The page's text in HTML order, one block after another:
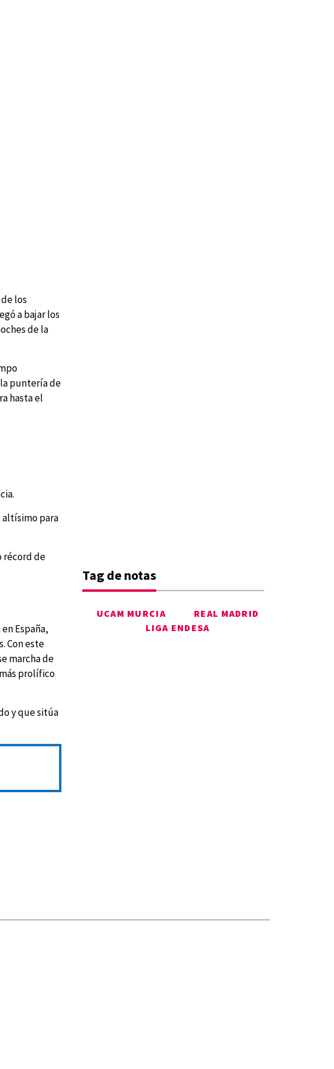
los
a bajar los
de la
puntería de
hasta el
altísimo para
récord de
España,
Con este
marcha de
prolífico
y que sitúa
Tag de notas
UCAM MURCIA
REAL MADRID
LIGA ENDESA